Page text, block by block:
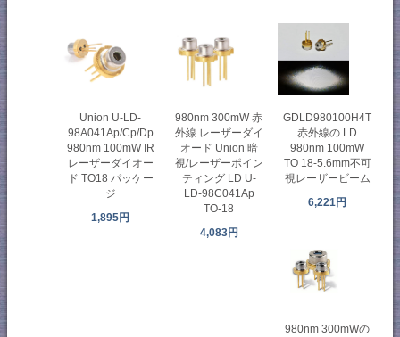
Union U-LD-
98A041Ap/Cp/Dp
980nm 100mW IR
レーザーダイオー
ド TO18 パッケー
ジ
1,895円
980nm 300mW 赤
外線 レーザーダイ
オード Union 暗
視/レーザーポイン
ティング LD U-
LD-98C041Ap
TO-18
4,083円
GDLD980100H4T
赤外線の LD
980nm 100mW
TO 18-5.6mm不可
視レーザービーム
6,221円
980nm 300mWの